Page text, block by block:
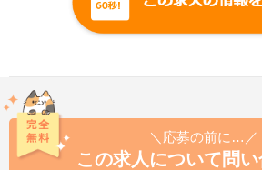
＼応募の前に…／
この求人について問